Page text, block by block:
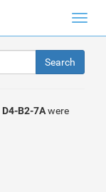
D4-B2-7Awere